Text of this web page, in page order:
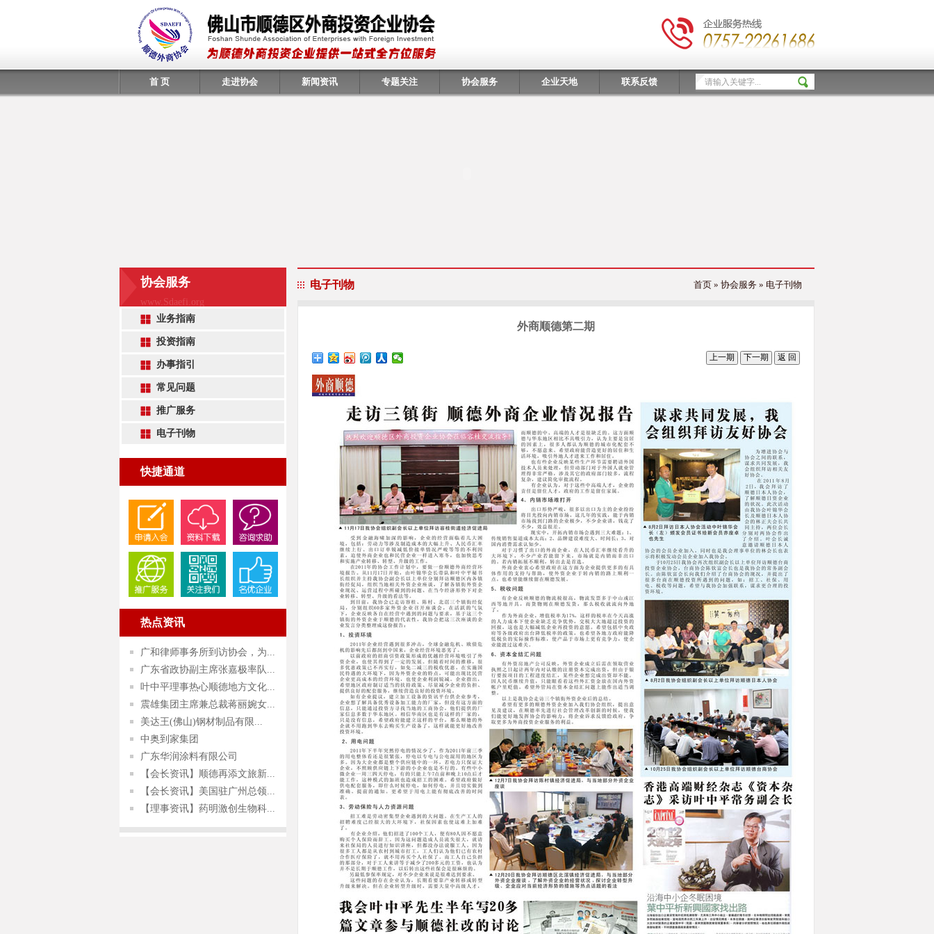
首 页 走进协会 新闻资讯 专题关注 协会服务 企业天地 联系反馈
协会服务
www.Sdaefi.org
业务指南
投资指南
办事指引
常见问题
推广服务
电子刊物
快捷通道
热点资讯
广和律师事务所到访协会，为...
广东省政协副主席张嘉极率队...
叶中平理事热心顺德地方文化...
震雄集团主席兼总裁蒋丽婉女...
美达王(佛山)钢材制品有限...
中奥到家集团
广东华润涂料有限公司
【会长资讯】顺德再添文旅新...
【会长资讯】美国驻广州总领...
【理事资讯】药明激创生物科...
电子刊物 首页 » 协会服务 » 电子刊物
外商顺德第二期